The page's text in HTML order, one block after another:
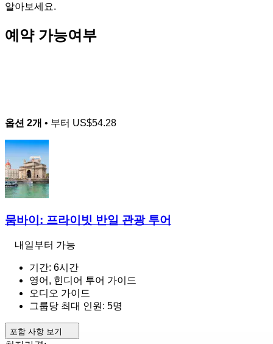
알아보세요.
예약 가능여부
옵션 2개 • 부터 US$54.28
뭄바이: 프라이빗 반일 관광 투어
내일부터 가능
기간: 6시간
영어, 힌디어 투어 가이드
오디오 가이드
그룹당 최대 인원: 5명
포함 사항 보기